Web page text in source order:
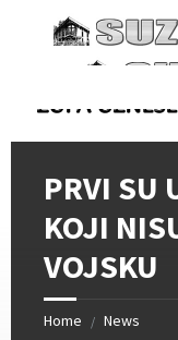
content
PRVI SU
KOJI
VOJSKU
Home / News